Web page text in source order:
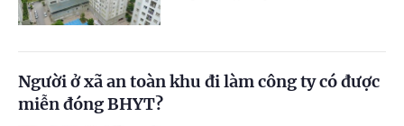
Người ở xã an toàn khu đi làm công ty có được
miễn đóng BHYT?